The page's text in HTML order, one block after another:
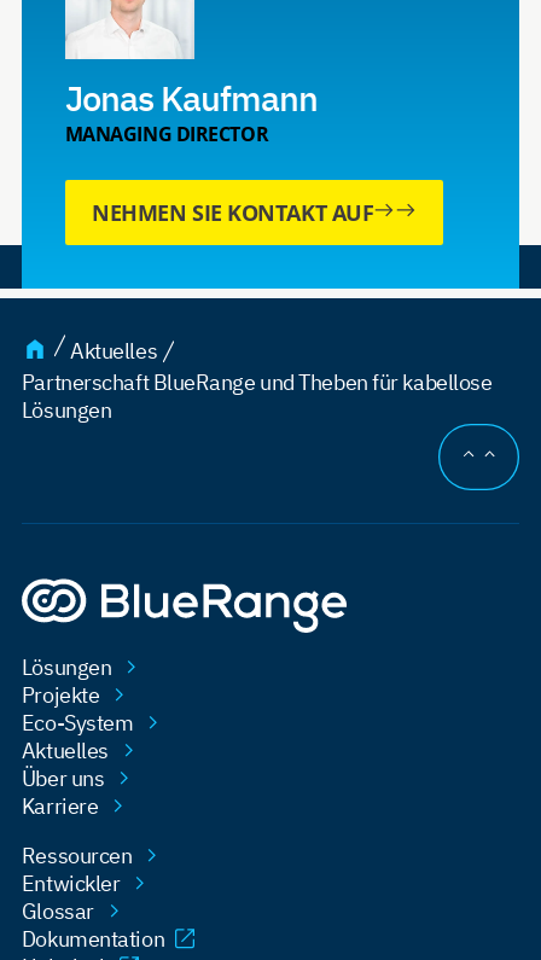
Jonas Kaufmann
MANAGING DIRECTOR
NEHMEN SIE KONTAKT AUF
Aktuelles
Partnerschaft BlueRange und Theben für kabellose
Lösungen
AN
Lösungen
Projekte
Eco-System
Aktuelles
Über uns
Karriere
Ressourcen
Entwickler
Glossar
Dokumentation